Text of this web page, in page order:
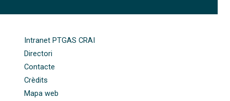
Intranet PTGAS CRAI
Directori
Contacte
Crèdits
Mapa web